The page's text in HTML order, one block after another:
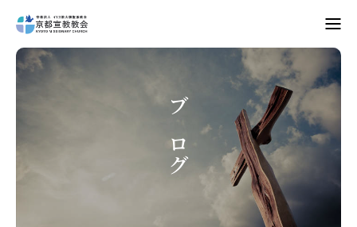
Home
礼拝・集会 ブログ